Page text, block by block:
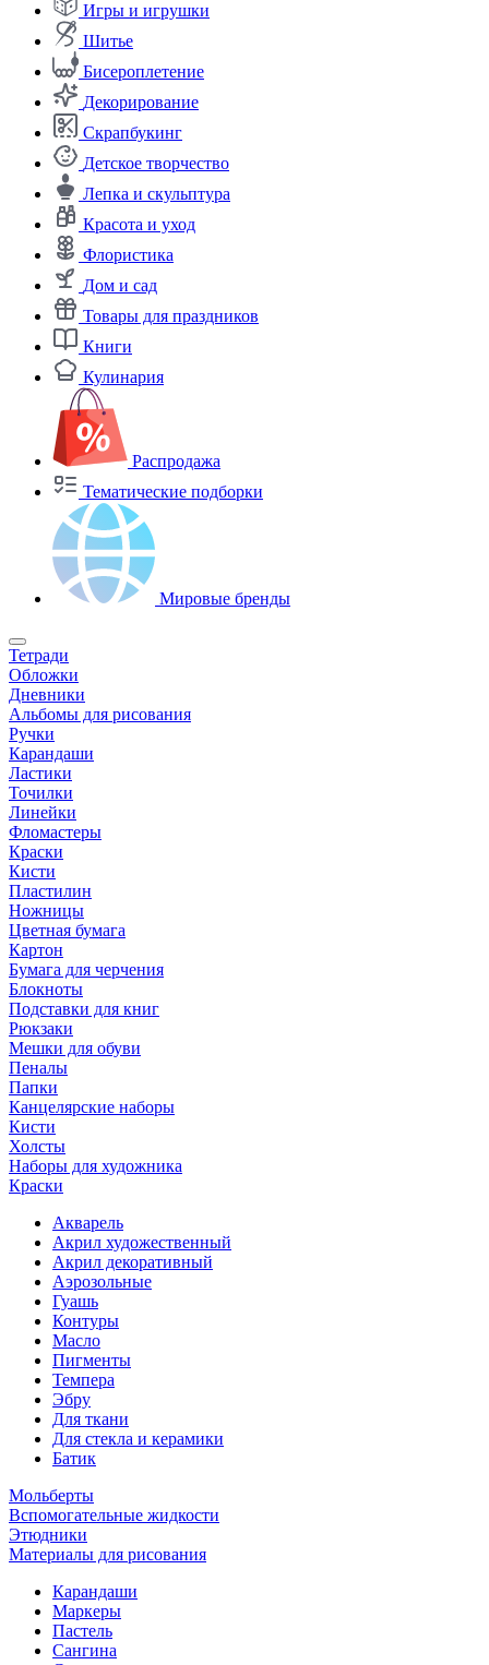
Игры и игрушки
Шитье
Бисероплетение
Декорирование
Скрапбукинг
Детское творчество
Лепка и скульптура
Красота и уход
Флористика
Дом и сад
Товары для праздников
Книги
Кулинария
Распродажа
Тематические подборки
Мировые бренды
Тетради
Обложки
Дневники
Альбомы для рисования
Ручки
Карандаши
Ластики
Точилки
Линейки
Фломастеры
Краски
Кисти
Пластилин
Ножницы
Цветная бумага
Картон
Бумага для черчения
Блокноты
Подставки для книг
Рюкзаки
Мешки для обуви
Пеналы
Папки
Канцелярские наборы
Кисти
Холсты
Наборы для художника
Краски
Акварель
Акрил художественный
Акрил декоративный
Аэрозольные
Гуашь
Контуры
Масло
Пигменты
Темпера
Эбру
Для ткани
Для стекла и керамики
Батик
Мольберты
Вспомогательные жидкости
Этюдники
Материалы для рисования
Карандаши
Маркеры
Пастель
Сангина